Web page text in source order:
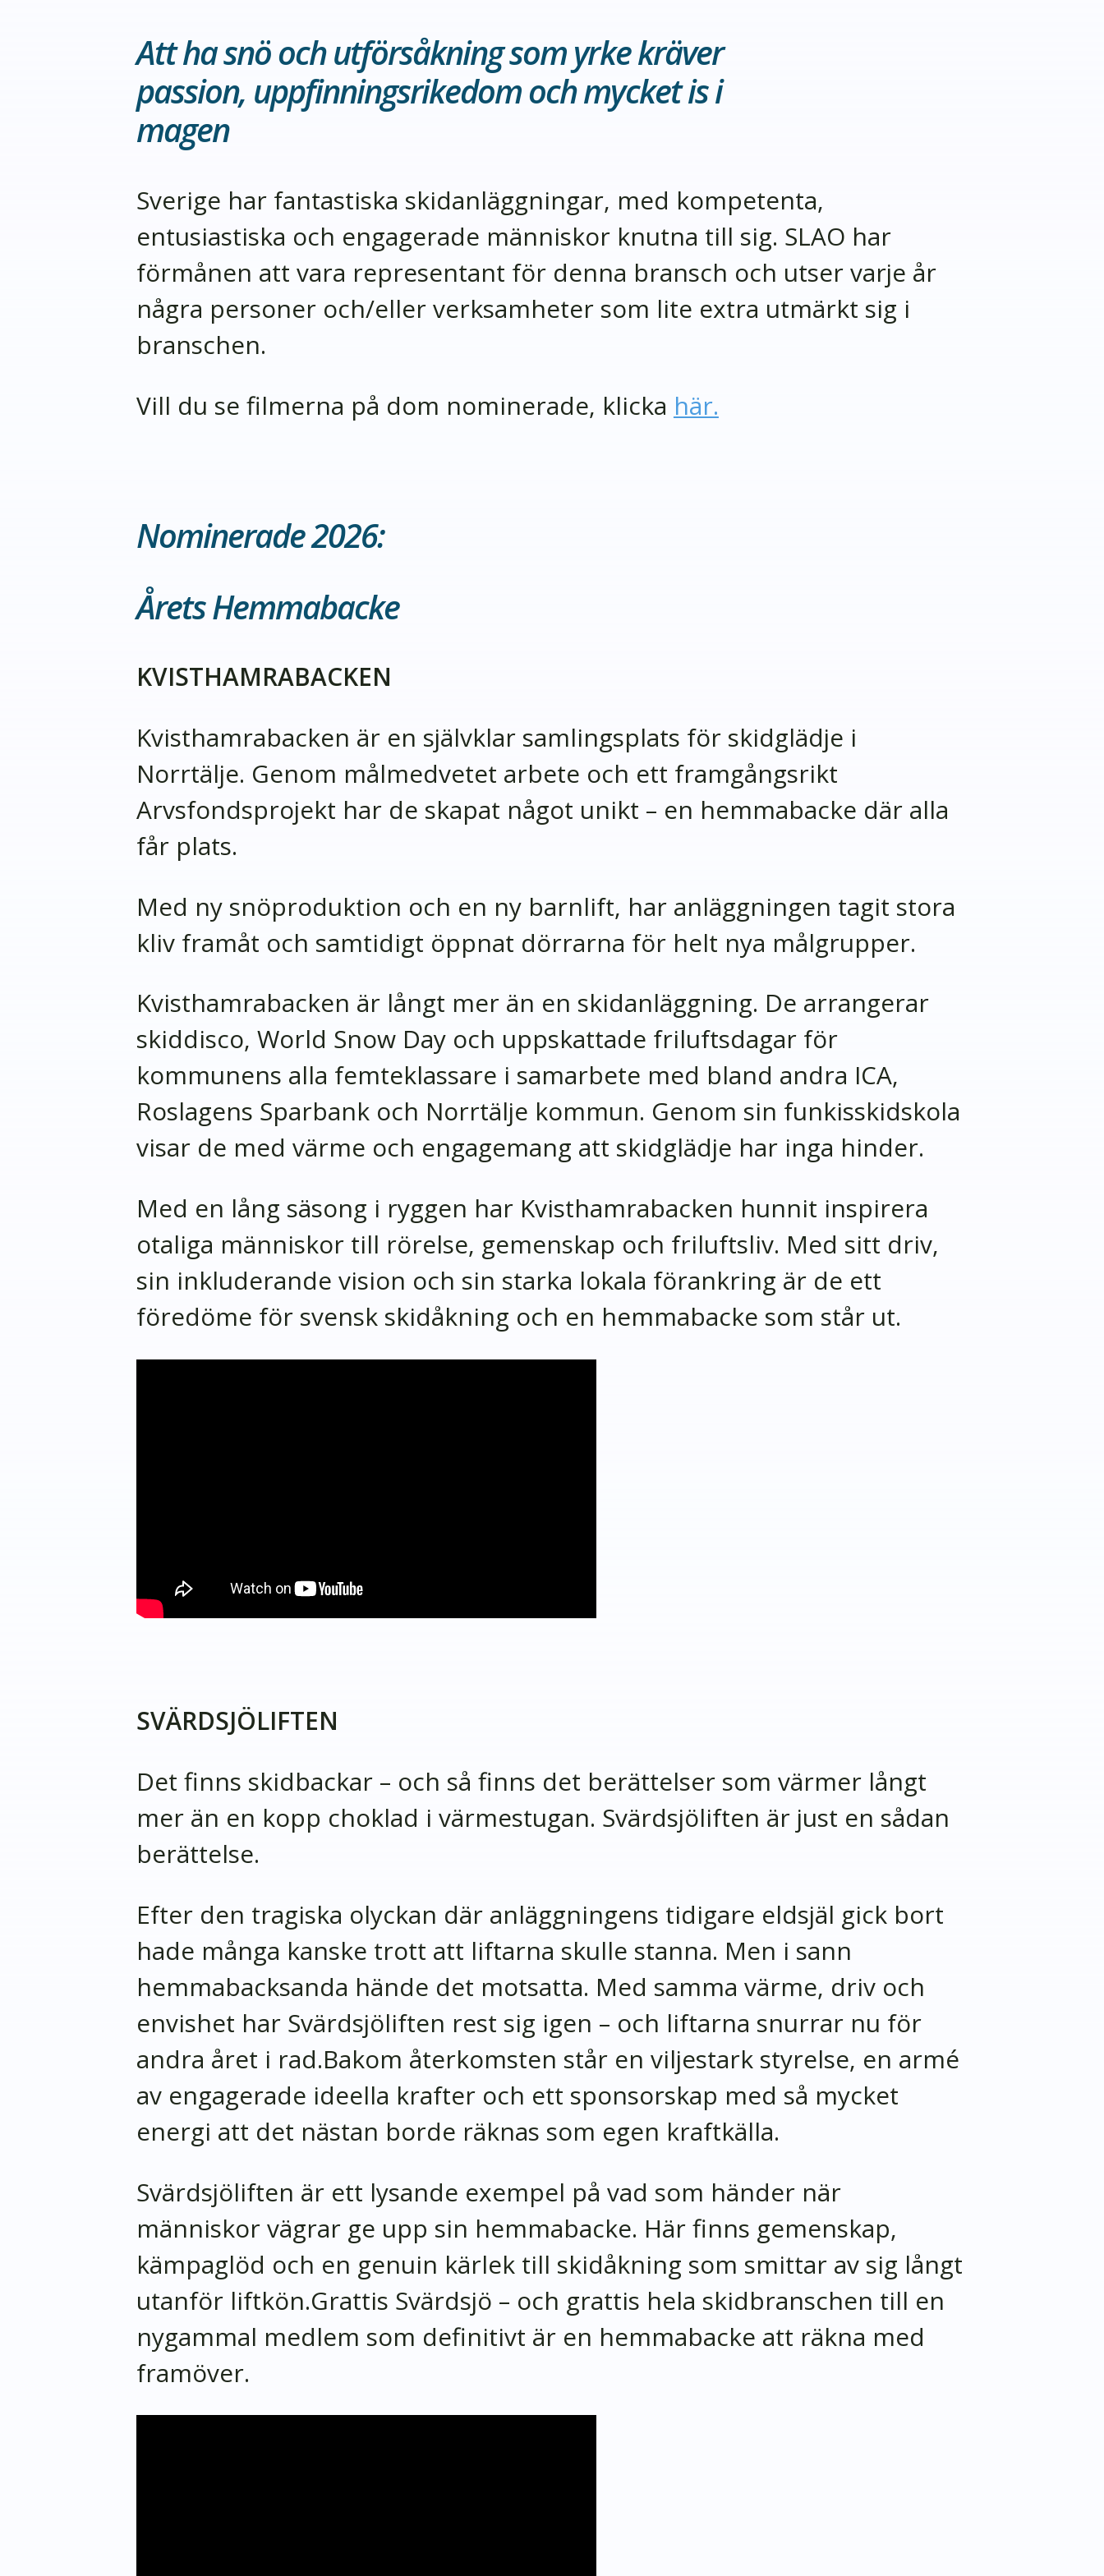
Att ha snö och utförsåkning som yrke kräver
passion, uppfinningsrikedom och mycket is i
magen
Sverige har fantastiska skidanläggningar, med kompetenta,
entusiastiska och engagerade människor knutna till sig. SLAO har
förmånen att vara representant för denna bransch och utser varje år
några personer och/eller verksamheter som lite extra utmärkt sig i
branschen.
Vill du se filmerna på dom nominerade, klicka här.
Nominerade 2026:
Årets Hemmabacke
KVISTHAMRABACKEN
Kvisthamrabacken är en självklar samlingsplats för skidglädje i
Norrtälje. Genom målmedvetet arbete och ett framgångsrikt
Arvsfondsprojekt har de skapat något unikt – en hemmabacke där alla
får plats.
Med ny snöproduktion och en ny barnlift, har anläggningen tagit stora
kliv framåt och samtidigt öppnat dörrarna för helt nya målgrupper.
Kvisthamrabacken är långt mer än en skidanläggning. De arrangerar
skiddisco, World Snow Day och uppskattade friluftsdagar för
kommunens alla femteklassare i samarbete med bland andra ICA,
Roslagens Sparbank och Norrtälje kommun. Genom sin funkisskidskola
visar de med värme och engagemang att skidglädje har inga hinder.
Med en lång säsong i ryggen har Kvisthamrabacken hunnit inspirera
otaliga människor till rörelse, gemenskap och friluftsliv. Med sitt driv,
sin inkluderande vision och sin starka lokala förankring är de ett
föredöme för svensk skidåkning och en hemmabacke som står ut.
SVÄRDSJÖLIFTEN
Det finns skidbackar – och så finns det berättelser som värmer långt
mer än en kopp choklad i värmestugan. Svärdsjöliften är just en sådan
berättelse.
Efter den tragiska olyckan där anläggningens tidigare eldsjäl gick bort
hade många kanske trott att liftarna skulle stanna. Men i sann
hemmabacksanda hände det motsatta. Med samma värme, driv och
envishet har Svärdsjöliften rest sig igen – och liftarna snurrar nu för
andra året i rad.Bakom återkomsten står en viljestark styrelse, en armé
av engagerade ideella krafter och ett sponsorskap med så mycket
energi att det nästan borde räknas som egen kraftkälla.
Svärdsjöliften är ett lysande exempel på vad som händer när
människor vägrar ge upp sin hemmabacke. Här finns gemenskap,
kämpaglöd och en genuin kärlek till skidåkning som smittar av sig långt
utanför liftkön.Grattis Svärdsjö – och grattis hela skidbranschen till en
nygammal medlem som definitivt är en hemmabacke att räkna med
framöver.